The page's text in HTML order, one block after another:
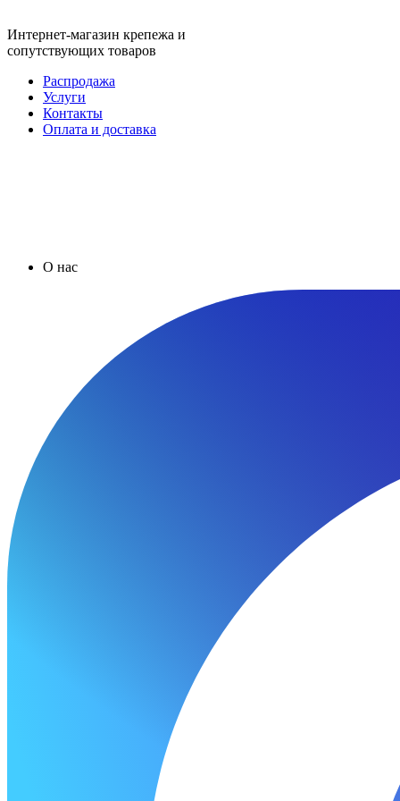
Интернет-магазин крепежа и
сопутствующих товаров
Распродажа
Услуги
Контакты
Оплата и доставка
О нас